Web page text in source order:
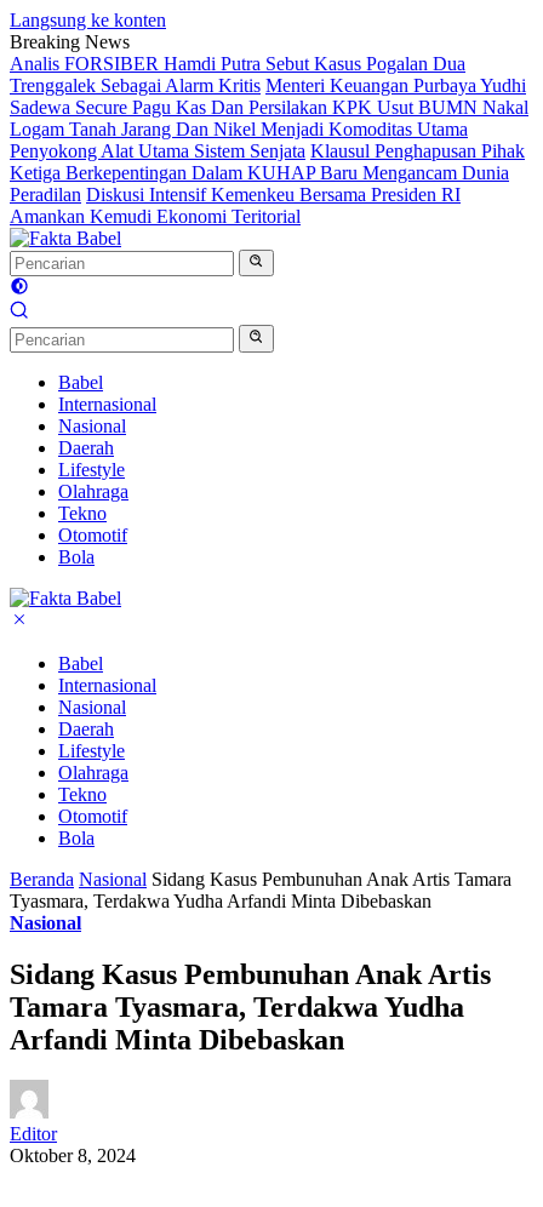
Langsung ke konten
Breaking News
Analis FORSIBER Hamdi Putra Sebut Kasus Pogalan Dua
Trenggalek Sebagai Alarm Kritis Menteri Keuangan Purbaya Yudhi
Sadewa Secure Pagu Kas Dan Persilakan KPK Usut BUMN Nakal
Logam Tanah Jarang Dan Nikel Menjadi Komoditas Utama
Penyokong Alat Utama Sistem Senjata Klausul Penghapusan Pihak
Ketiga Berkepentingan Dalam KUHAP Baru Mengancam Dunia
Peradilan Diskusi Intensif Kemenkeu Bersama Presiden RI
Amankan Kemudi Ekonomi Teritorial
Babel
Internasional
Nasional
Daerah
Lifestyle
Olahraga
Tekno
Otomotif
Bola
Babel
Internasional
Nasional
Daerah
Lifestyle
Olahraga
Tekno
Otomotif
Bola
Beranda Nasional Sidang Kasus Pembunuhan Anak Artis Tamara
Tyasmara, Terdakwa Yudha Arfandi Minta Dibebaskan
Nasional
Sidang Kasus Pembunuhan Anak Artis
Tamara Tyasmara, Terdakwa Yudha
Arfandi Minta Dibebaskan
Editor
Oktober 8, 2024